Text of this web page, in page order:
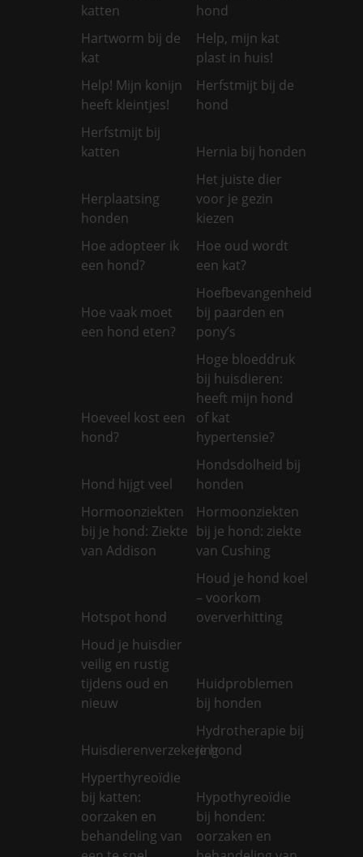
katten
hond
Hartworm bij de
kat
Help, mijn kat
plast in huis!
Help! Mijn konijn
heeft kleintjes!
Herfstmijt bij de
hond
Herfstmijt bij
katten
Hernia bij honden
Herplaatsing
honden
Het juiste dier
voor je gezin
kiezen
Hoe adopteer ik
een hond?
Hoe oud wordt
een kat?
Hoe vaak moet
een hond eten?
Hoefbevangenheid
bij paarden en
pony’s
Hoeveel kost een
hond?
Hoge bloeddruk
bij huisdieren:
heeft mijn hond
of kat
hypertensie?
Hond hijgt veel
Hondsdolheid bij
honden
Hormoonziekten
bij je hond: Ziekte
van Addison
Hormoonziekten
bij je hond: ziekte
van Cushing
Hotspot hond
Houd je hond koel
– voorkom
oververhitting
Houd je huisdier
veilig en rustig
tijdens oud en
nieuw
Huidproblemen
bij honden
Huisdierenverzekering
Hydrotherapie bij
je hond
Hyperthyreoïdie
bij katten:
oorzaken en
behandeling van
Hypothyreoïdie
bij honden:
oorzaken en